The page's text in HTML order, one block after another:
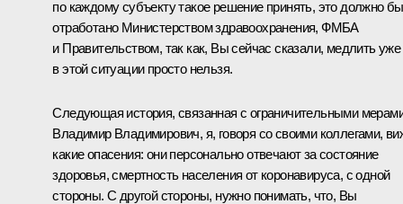
по каждому субъекту такое решение принять, это должно
отработано Министерством здравоохранения, ФМБА
и Правительством, так как, Вы сейчас сказали, медлить уже
в этой ситуации просто нельзя.
Следующая история, связанная с ограничительными
Владимир Владимирович, я, говоря со своими коллегами,
какие опасения: они персонально отвечают за состояние
здоровья, смертность населения от коронавируса, с одной
стороны. С другой стороны, нужно понимать, что, Вы